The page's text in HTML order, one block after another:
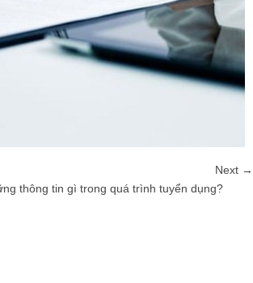
Next →
thông tin gì trong quá trình tuyển dụng?